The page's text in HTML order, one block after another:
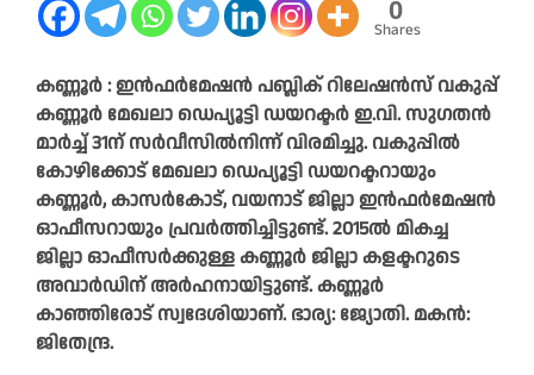
0
Shares
കണ്ണൂർ : ഇൻഫർമേഷൻ പബ്ലിക് റിലേഷൻസ് വകുപ്പ്
കണ്ണൂർ മേഖലാ ഡെപ്യൂട്ടി ഡയറക്ടർ ഇ.വി. സുഗതൻ
മാർച്ച് 31ന് സർവീസിൽനിന്ന് വിരമിച്ചു. വകുപ്പിൽ
കോഴിക്കോട് മേഖലാ ഡെപ്യൂട്ടി ഡയറക്ടറായും
കണ്ണൂർ, കാസർകോട്, വയനാട് ജില്ലാ ഇൻഫർമേഷൻ
ഓഫീസറായും പ്രവർത്തിച്ചിട്ടുണ്ട്. 2015ൽ മികച്ച
ജില്ലാ ഓഫീസർക്കുള്ള കണ്ണൂർ ജില്ലാ കളക്ടറുടെ
അവാർഡിന് അർഹനായിട്ടുണ്ട്. കണ്ണൂർ
കാഞ്ഞിരോട് സ്വദേശിയാണ്. ഭാര്യ: ജ്യോതി. മകൻ:
ജിതേന്ദ്ര.